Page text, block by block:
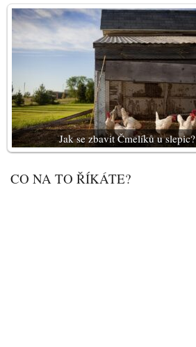
Jak se zbavit Čmelíků u slepic?
CO NA TO ŘÍKÁTE?